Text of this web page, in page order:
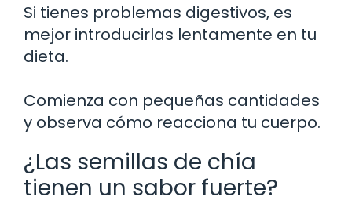
Si tienes problemas digestivos, es
mejor introducirlas lentamente en tu
dieta.
Comienza con pequeñas cantidades
y observa cómo reacciona tu cuerpo.
¿Las semillas de chía
tienen un sabor fuerte?